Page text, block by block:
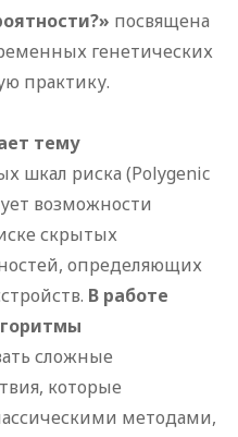
посвящена
генетических
практику.
тему
шкал риска (Polygenic
возможности
скрытых
определяющих
В работе
сложные
которые
методами,